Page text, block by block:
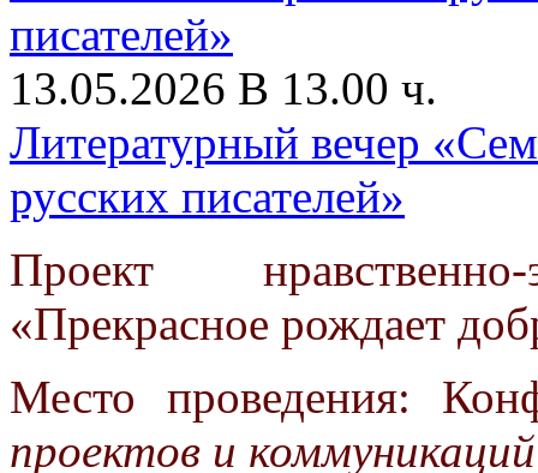
13.05.2026 В 13.00 ч.
Литературный вечер
русских писателей»
Проект нравственно-
«Прекрасное рождает
Место проведения:
проектов и коммуникаций